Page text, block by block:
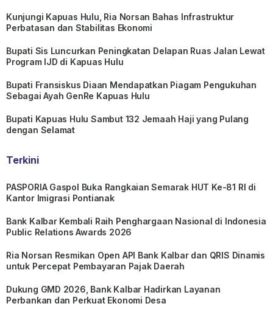
Kunjungi Kapuas Hulu, Ria Norsan Bahas Infrastruktur
Perbatasan dan Stabilitas Ekonomi
Bupati Sis Luncurkan Peningkatan Delapan Ruas Jalan Lewat
Program IJD di Kapuas Hulu
Bupati Fransiskus Diaan Mendapatkan Piagam Pengukuhan
Sebagai Ayah GenRe Kapuas Hulu
Bupati Kapuas Hulu Sambut 132 Jemaah Haji yang Pulang
dengan Selamat
Terkini
PASPORIA Gaspol Buka Rangkaian Semarak HUT Ke-81 RI di
Kantor Imigrasi Pontianak
Bank Kalbar Kembali Raih Penghargaan Nasional di Indonesia
Public Relations Awards 2026
Ria Norsan Resmikan Open API Bank Kalbar dan QRIS Dinamis
untuk Percepat Pembayaran Pajak Daerah
Dukung GMD 2026, Bank Kalbar Hadirkan Layanan
Perbankan dan Perkuat Ekonomi Desa